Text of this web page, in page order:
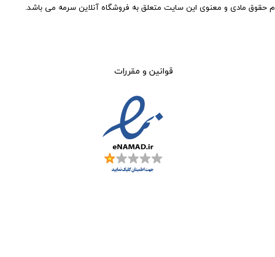
حقوق مادی و معنوی این سایت متعلق به فروشگاه آنلاین سرمه می باشد.
قوانین و مقررات